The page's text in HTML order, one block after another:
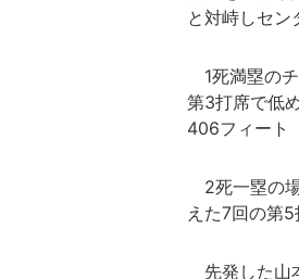
と対峙しセン
1死満塁の
第3打席で低
406フィート
2死一塁の
えた7回の第
先発した山